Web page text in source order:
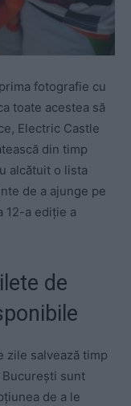
fotografie cu
toate acestea să
Electric Castle
din timp
alcătuit o lista
de a ajunge pe
12-a ediție a
de
zile salvează timp
sunt
de a le